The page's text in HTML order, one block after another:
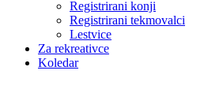
Registrirani konji
Registrirani tekmovalci
Lestvice
Za rekreativce
Koledar